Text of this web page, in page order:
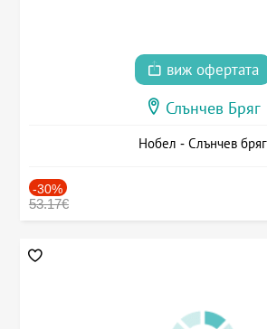
виж офертата
Слънчев Бряг
Нобел - Слънчев бряг
-30%
53.17€